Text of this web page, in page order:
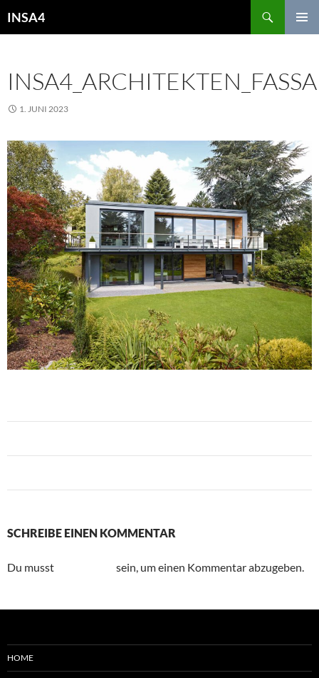
INSA4
1. JUNI 2023
SCHREIBE EINEN KOMMENTAR
Du musst sein, um einen Kommentar abzugeben.
HOME